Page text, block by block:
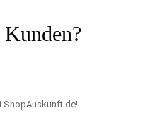
Kunden?
ShopAuskunft.de!